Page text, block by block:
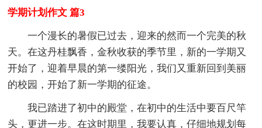
学期计划作文 篇3
一个漫长的暑假已过去，迎来的然而一个完美的秋
天。在这丹桂飘香，金秋收获的季节里，新的一学期又
开始了，迎着早晨的第一缕阳光，我们又重新回到美丽
的校园，开始了新一学期的征途。
我已踏进了初中的殿堂，在初中的生活中要百尺竿
头，更进一步。在这时期里，我要认真，仔细地规划每